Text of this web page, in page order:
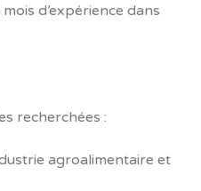
d’expérience dans
recherchées :
agroalimentaire et